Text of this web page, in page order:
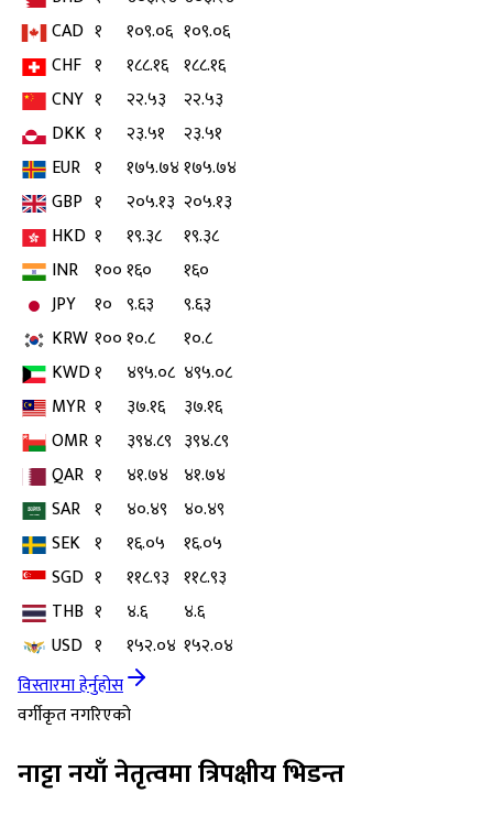
CAD १ १०९.०६ १०९.०६
CHF १ १८८.१६ १८८.१६
CNY १ २२.५३
२२.५३
DKK १ २३.५१
२३.५१
EUR १ १७५.७४१७५.७४
GBP १ २०५.१३ २०५.१३
HKD १ १९.३८
१९.३८
INR १००१६०
१६०
JPY
१० ९.६३
९.६३
KRW १००१०.८
१०.८
KWD१ ४९५.०८ ४९५.०८
MYR १ ३७.१६
३७.१६
OMR १ ३९४.८९ ३९४.८९
QAR १ ४१.७४ ४१.७४
SAR १ ४०.४९
४०.४९
SEK १ १६.०५
१६.०५
SGD १ ११८.९३ ११८.९३
THB १ ४.६
४.६
USD १ १५२.०४ १५२.०४
विस्तारमा हेर्नुहोस
वर्गीकृत नगरिएको
नाट्टा नयाँ नेतृत्वमा त्रिपक्षीय भिडन्त